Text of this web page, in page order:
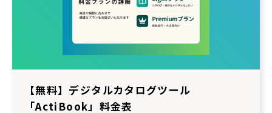
【無料】デジタルカタログツール
「ActiBook」料金表